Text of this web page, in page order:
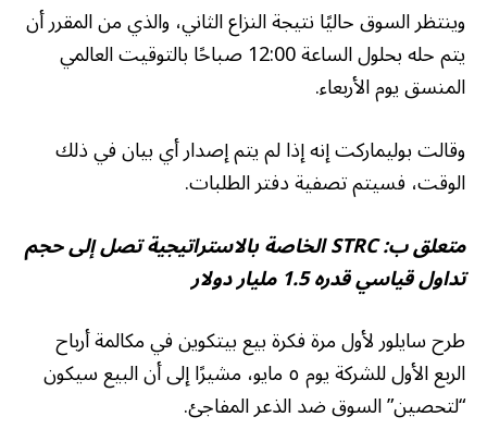
وينتظر السوق حاليًا نتيجة النزاع الثاني، والذي من المقرر أن
يتم حله بحلول الساعة 12:00 صباحًا بالتوقيت العالمي
المنسق يوم الأربعاء.
وقالت بوليماركت إنه إذا لم يتم إصدار أي بيان في ذلك
الوقت، فسيتم تصفية دفتر الطلبات.
متعلق ب:
STRC الخاصة بالاستراتيجية تصل إلى حجم
تداول قياسي قدره 1.5 مليار دولار
طرح سايلور لأول مرة فكرة بيع بيتكوين في مكالمة أرباح
الربع الأول للشركة يوم ٥ مايو، مشيرًا إلى أن البيع سيكون
“لتحصين” السوق ضد الذعر المفاجئ.